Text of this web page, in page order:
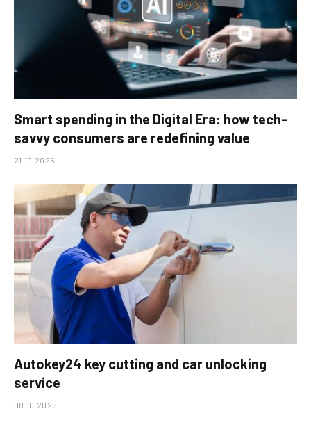
Smart spending in the Digital Era: how tech-
savvy consumers are redefining value
21.10.2025
Autokey24 key cutting and car unlocking
service
08.10.2025